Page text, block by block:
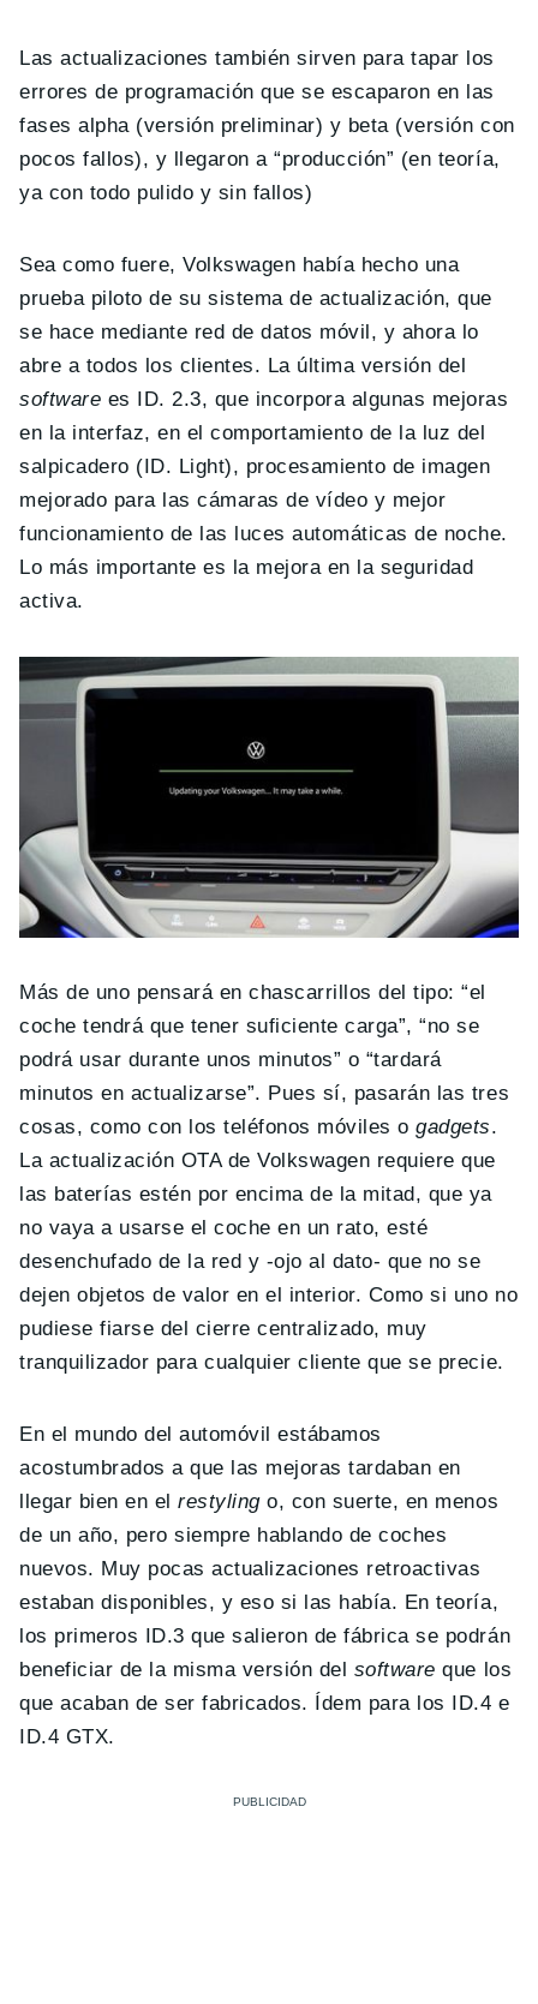
Las actualizaciones también sirven para tapar los
errores de programación que se escaparon en las
fases alpha (versión preliminar) y beta (versión con
pocos fallos), y llegaron a “producción” (en teoría,
ya con todo pulido y sin fallos)
Sea como fuere, Volkswagen había hecho una
prueba piloto de su sistema de actualización, que
se hace mediante red de datos móvil, y ahora lo
abre a todos los clientes. La última versión del
software es ID. 2.3, que incorpora algunas mejoras
en la interfaz, en el comportamiento de la luz del
salpicadero (ID. Light), procesamiento de imagen
mejorado para las cámaras de vídeo y mejor
funcionamiento de las luces automáticas de noche.
Lo más importante es la mejora en la seguridad
activa.
Más de uno pensará en chascarrillos del tipo: “el
coche tendrá que tener suficiente carga”, “no se
podrá usar durante unos minutos” o “tardará
minutos en actualizarse”. Pues sí, pasarán las tres
cosas, como con los teléfonos móviles ogadgets.
La actualización OTA de Volkswagen requiere que
las baterías estén por encima de la mitad, que ya
no vaya a usarse el coche en un rato, esté
desenchufado de la red y -ojo al dato- que no se
dejen objetos de valor en el interior. Como si uno no
pudiese fiarse del cierre centralizado, muy
tranquilizador para cualquier cliente que se precie.
En el mundo del automóvil estábamos
acostumbrados a que las mejoras tardaban en
llegar bien en elrestylingo, con suerte, en menos
de un año, pero siempre hablando de coches
nuevos. Muy pocas actualizaciones retroactivas
estaban disponibles, y eso si las había. En teoría,
los primeros ID.3 que salieron de fábrica se podrán
beneficiar de la misma versión del software que los
que acaban de ser fabricados. Ídem para los ID.4 e
ID.4 GTX.